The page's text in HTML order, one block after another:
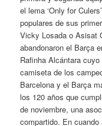
el lema ‘Only for
populares de sus
Vicky Losada o Asisat
abandonaron el Barça
Rafinha Alcántara
camiseta de los
Barcelona y el Barça
los 120 años que
de noviembre, una
compartido. En